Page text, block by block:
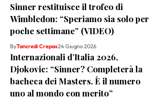
Sinner restituisce il trofeo di
Wimbledon: “Speriamo sia solo per
poche settimane” (VIDEO)
ByTancredi Crepax24 Giugno 2026
Internazionali d’Italia 2026,
Djokovic: “Sinner? Completerà la
bacheca dei Masters. È il numero
uno al mondo con merito”